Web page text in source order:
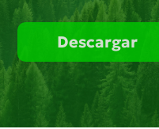
Descargar